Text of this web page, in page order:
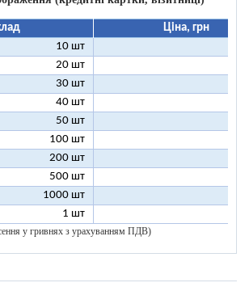
Ціна, грн
10 шт
20 шт
30 шт
40 шт
50 шт
100 шт
200 шт
500 шт
1000 шт
1 шт
у гривнях з урахуванням ПДВ)